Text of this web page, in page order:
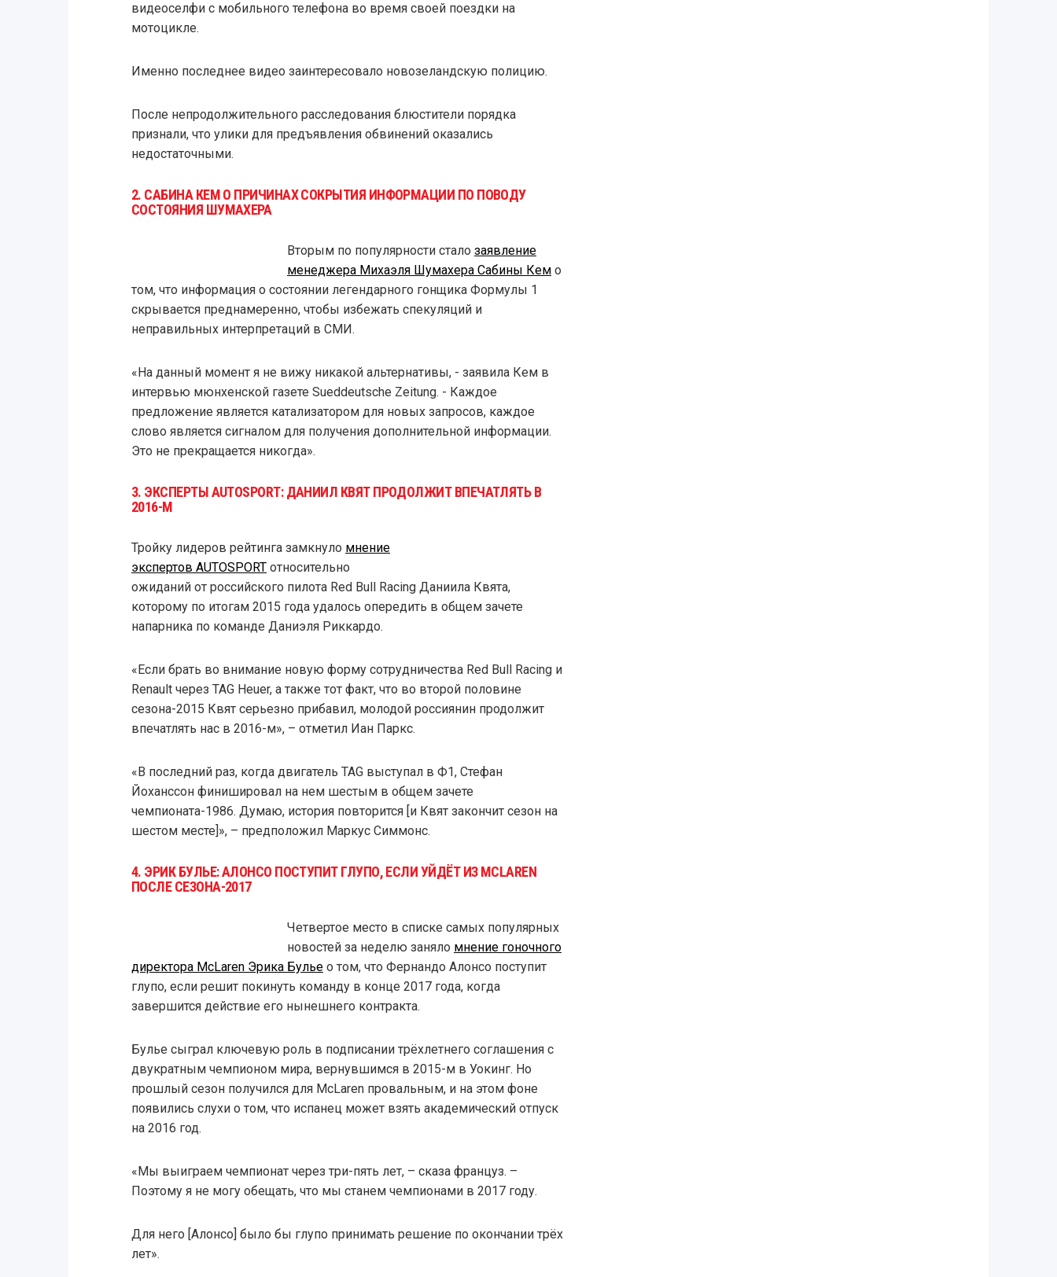
видеоселфи с мобильного телефона во время своей поездки на
мотоцикле.
Именно последнее видео заинтересовало новозеландскую полицию.
После непродолжительного расследования блюстители порядка
признали, что улики для предъявления обвинений оказались
недостаточными.
2. САБИНА КЕМ О ПРИЧИНАХ СОКРЫТИЯ ИНФОРМАЦИИ ПО ПОВОДУ
СОСТОЯНИЯ ШУМАХЕРА
Вторым по популярности стало заявление
менеджера Михаэля Шумахера Сабины Кемо
том, что информация о состоянии легендарного гонщика Формулы 1
скрывается преднамеренно, чтобы избежать спекуляций и
неправильных интерпретаций в СМИ.
«На данный момент я не вижу никакой альтернативы, - заявила Кем в
интервью мюнхенской газете Sueddeutsche Zeitung. - Каждое
предложение является катализатором для новых запросов, каждое
слово является сигналом для получения дополнительной информации.
Это не прекращается никогда».
3. ЭКСПЕРТЫ AUTOSPORT: ДАНИИЛ КВЯТ ПРОДОЛЖИТ ВПЕЧАТЛЯТЬ В
2016-М
Тройку лидеров рейтинга замкнуло мнение
экспертов AUTOSPORTотносительно
ожиданий от российского пилота Red Bull Racing Даниила Квята,
которому по итогам 2015 года удалось опередить в общем зачете
напарника по команде Даниэля Риккардо.
«Если брать во внимание новую форму сотрудничества Red Bull Racing и
Renault через TAG Heuer, а также тот факт, что во второй половине
сезона-2015 Квят серьезно прибавил, молодой россиянин продолжит
впечатлять нас в 2016-м», – отметил Иан Паркс.
«В последний раз, когда двигатель TAG выступал в Ф1, Стефан
Йоханссон финишировал на нем шестым в общем зачете
чемпионата-1986. Думаю, история повторится [и Квят закончит сезон на
шестом месте]», – предположил Маркус Симмонс.
4. ЭРИК БУЛЬЕ: АЛОНСО ПОСТУПИТ ГЛУПО, ЕСЛИ УЙДЁТ ИЗ MCLAREN
ПОСЛЕ СЕЗОНА-2017
Четвертое место в списке самых популярных
новостей за неделю заняло мнение гоночного
директора McLaren Эрика Бульео том, что Фернандо Алонсо поступит
глупо, если решит покинуть команду в конце 2017 года, когда
завершится действие его нынешнего контракта.
Булье сыграл ключевую роль в подписании трёхлетнего соглашения с
двукратным чемпионом мира, вернувшимся в 2015-м в Уокинг. Но
прошлый сезон получился для McLaren провальным, и на этом фоне
появились слухи о том, что испанец может взять академический отпуск
на 2016 год.
«Мы выиграем чемпионат через три-пять лет, – сказа француз. –
Поэтому я не могу обещать, что мы станем чемпионами в 2017 году.
Для него [Алонсо] было бы глупо принимать решение по окончании трёх
лет».